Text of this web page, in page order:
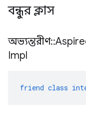
বন্ধুর ক্লাস
অভ্যন্তরীণ::
Impl
friend class